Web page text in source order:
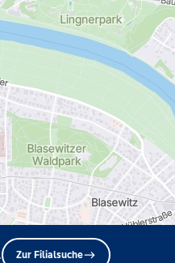
Zur Filialsuche